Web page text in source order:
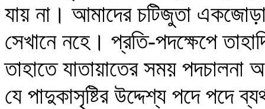
যায় না। আমাদের চটিজুতা
সেখানে নহে। প্রতি-পদক্ষেপে
তাহাতে যাতায়াতের সময় পদচালনা
যে পাদুকাসৃষ্টির উদ্দেশ্য পদে পদে